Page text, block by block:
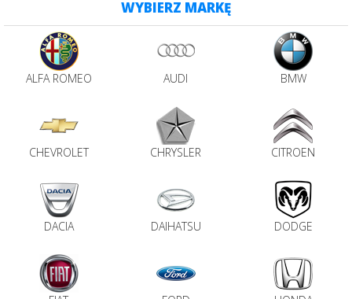
BAGAŻNIKI
ROWEROWE
Bagażniki
dachowe
AKCESORIA
WYBIERZ MARKĘ
ALFA ROMEO AUDI BMW
CHEVROLET CHRYSLER CITROEN
DACIA DAIHATSU DODGE